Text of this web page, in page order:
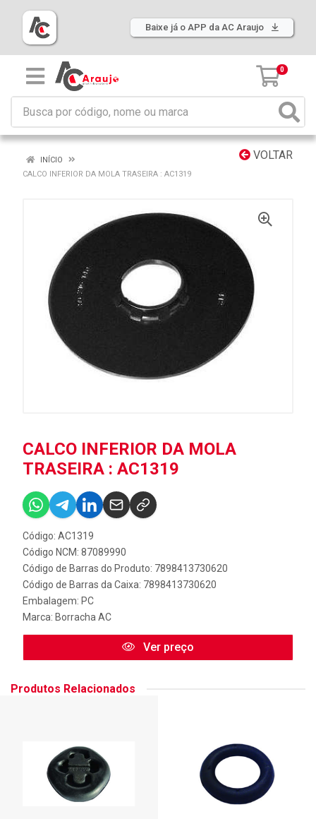
Baixe já o APP da AC Araujo
0
VOLTAR
INÍCIO
CALCO INFERIOR DA MOLA TRASEIRA : AC1319
CALCO INFERIOR DA MOLA
TRASEIRA : AC1319
Código: AC1319
Código NCM: 87089990
Código de Barras do Produto: 7898413730620
Código de Barras da Caixa: 7898413730620
Embalagem: PC
Marca: Borracha AC
Ver preço
Produtos Relacionados